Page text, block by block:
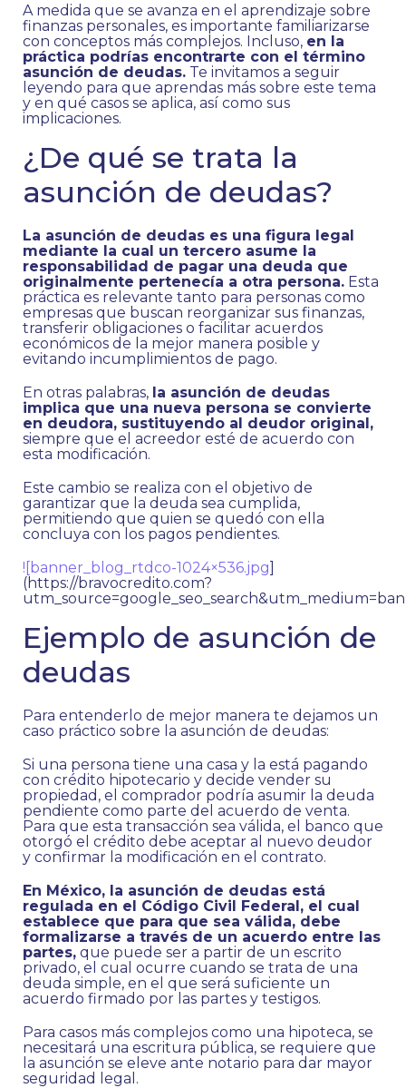
A medida que se avanza en el aprendizaje sobre
finanzas personales, es importante familiarizarse
con conceptos más complejos. Incluso, en la
práctica podrías encontrarte con el término
asunción de deudas. Te invitamos a seguir
leyendo para que aprendas más sobre este tema
y en qué casos se aplica, así como sus
implicaciones.
¿De qué se trata la
asunción de deudas?
La asunción de deudas es una figura legal
mediante la cual un tercero asume la
responsabilidad de pagar una deuda que
originalmente pertenecía a otra persona. Esta
práctica es relevante tanto para personas como
empresas que buscan reorganizar sus finanzas,
transferir obligaciones o facilitar acuerdos
económicos de la mejor manera posible y
evitando incumplimientos de pago.
En otras palabras, la asunción de deudas
implica que una nueva persona se convierte
en deudora, sustituyendo al deudor original,
siempre que el acreedor esté de acuerdo con
esta modificación.
Este cambio se realiza con el objetivo de
garantizar que la deuda sea cumplida,
permitiendo que quien se quedó con ella
concluya con los pagos pendientes.
![banner_blog_rtdco-1024×536.jpg]
(https://bravocredito.com?
Ejemplo de asunción de
deudas
Para entenderlo de mejor manera te dejamos un
caso práctico sobre la asunción de deudas:
Si una persona tiene una casa y la está pagando
con crédito hipotecario y decide vender su
propiedad, el comprador podría asumir la deuda
pendiente como parte del acuerdo de venta.
Para que esta transacción sea válida, el banco que
otorgó el crédito debe aceptar al nuevo deudor
y confirmar la modificación en el contrato.
En México, la asunción de deudas está
regulada en el Código Civil Federal, el cual
establece que para que sea válida, debe
formalizarse a través de un acuerdo entre las
partes, que puede ser a partir de un escrito
privado, el cual ocurre cuando se trata de una
deuda simple, en el que será suficiente un
acuerdo firmado por las partes y testigos.
Para casos más complejos como una hipoteca, se
necesitará una escritura pública, se requiere que
la asunción se eleve ante notario para dar mayor
seguridad legal.